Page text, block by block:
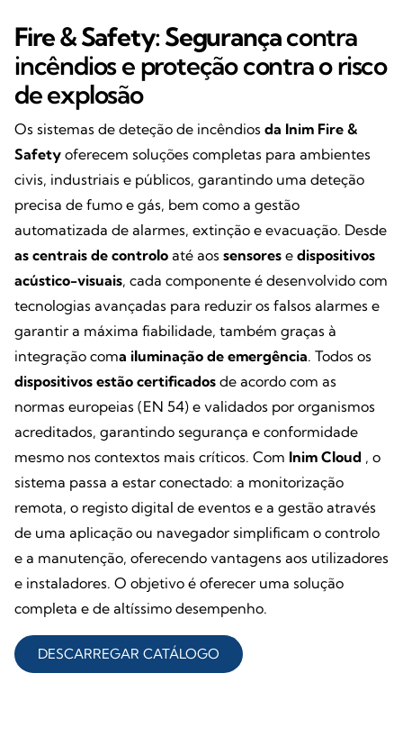
Fire & Safety: Segurançacontra
incêndios e proteção contra o risco
de explosão
Os sistemas de deteção de incêndios da Inim Fire &
Safety oferecem soluções completas para ambientes
civis, industriais e públicos, garantindo uma deteção
precisa de fumo e gás, bem como a gestão
automatizada de alarmes, extinção e evacuação. Desde
as centrais de controlo até aos sensores e dispositivos
acústico-visuais, cada componente é desenvolvido com
tecnologias avançadas para reduzir os falsos alarmes e
garantir a máxima fiabilidade, também graças à
integração coma iluminação de emergência. Todos os
dispositivos estão certificados de acordo com as
normas europeias (EN 54) e validados por organismos
acreditados, garantindo segurança e conformidade
mesmo nos contextos mais críticos. Com Inim Cloud , o
sistema passa a estar conectado: a monitorização
remota, o registo digital de eventos e a gestão através
de uma aplicação ou navegador simplificam o controlo
e a manutenção, oferecendo vantagens aos utilizadores
e instaladores. O objetivo é oferecer uma solução
completa e de altíssimo desempenho.
DESCARREGAR CATÁLOGO